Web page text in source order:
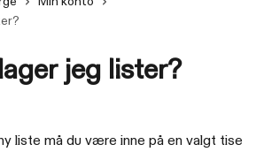
jeg lister?
liste må du være inne på en valgt tise